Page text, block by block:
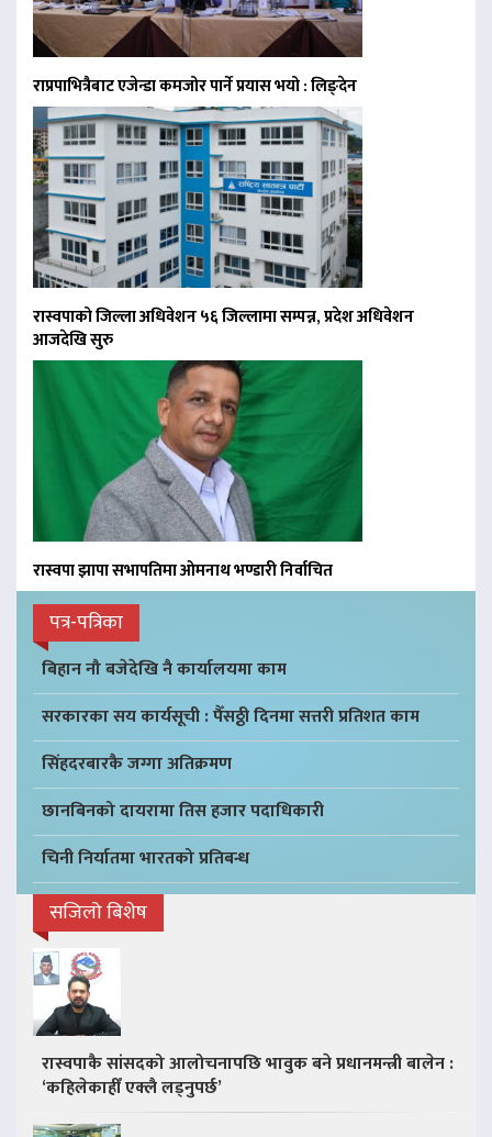
राप्रपाभित्रैबाट एजेन्डा कमजोर पार्ने प्रयास भयो : लिङ्देन
रास्वपाको जिल्ला अधिवेशन ५६ जिल्लामा सम्पन्न, प्रदेश अधिवेशन
आजदेखि सुरु
रास्वपा झापा सभापतिमा ओमनाथ भण्डारी निर्वाचित
पत्र-पत्रिका
बिहान नौ बजेदेखि नै कार्यालयमा काम
सरकारका सय कार्यसूची : पैँसठ्ठी दिनमा सत्तरी प्रतिशत काम
सिंहदरबारकै जग्गा अतिक्रमण
छानबिनको दायरामा तिस हजार पदाधिकारी
चिनी निर्यातमा भारतको प्रतिबन्ध
सजिलो बिशेष
रास्वपाकै सांसदको आलोचनापछि भावुक बने प्रधानमन्त्री बालेन :
‘कहिलेकाहीँ एक्लै लड्नुपर्छ’